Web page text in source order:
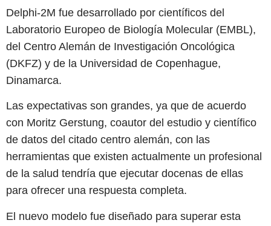
Delphi-2M fue desarrollado por científicos del
Laboratorio Europeo de Biología Molecular (EMBL),
del Centro Alemán de Investigación Oncológica
(DKFZ) y de la Universidad de Copenhague,
Dinamarca.
Las expectativas son grandes, ya que de acuerdo
con Moritz Gerstung, coautor del estudio y científico
de datos del citado centro alemán, con las
herramientas que existen actualmente un profesional
de la salud tendría que ejecutar docenas de ellas
para ofrecer una respuesta completa.
El nuevo modelo fue diseñado para superar esta